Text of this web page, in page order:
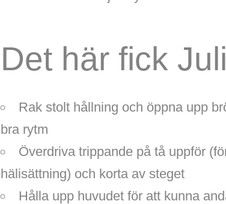
Det här fick
Rak stolt hållning och öppna upp
bra rytm
Överdriva trippande på tå uppför
hälisättning) och korta av steget
Hålla upp huvudet för att kunna